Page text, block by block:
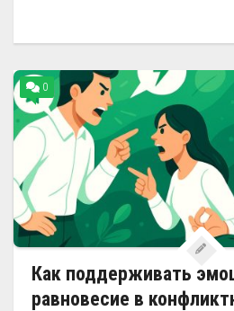
0
Как поддерживать
равновесие в